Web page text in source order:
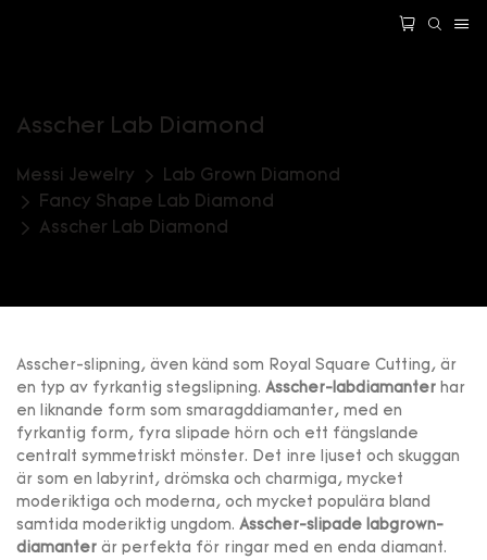
Asscher Lab Diamond
Messi Jewelry
Lab Grown Diamond
Fancy Shape Lab Diamond
Asscher Lab Diamond
Asscher-slipning, även känd som Royal Square Cutting, är
en typ av fyrkantig stegslipning. Asscher-labdiamanter har
en liknande form som smaragddiamanter, med en
fyrkantig form, fyra slipade hörn och ett fängslande
centralt symmetriskt mönster. Det inre ljuset och skuggan
är som en labyrint, drömska och charmiga, mycket
moderiktiga och moderna, och mycket populära bland
samtida moderiktig ungdom. Asscher-slipade labgrown-
diamanter är perfekta för ringar med en enda diamant.